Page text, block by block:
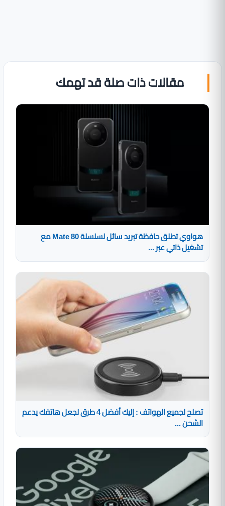
مقالات ذات صلة قد تهمك
هواوي تطلق حافظة تبريد سائل لسلسلة Mate 80 مع
تشغيل ذاتي عبر ...
تصلح لجميع الهواتف : إليك أفضل 4 طرق لجعل هاتفك يدعم
الشحن ...